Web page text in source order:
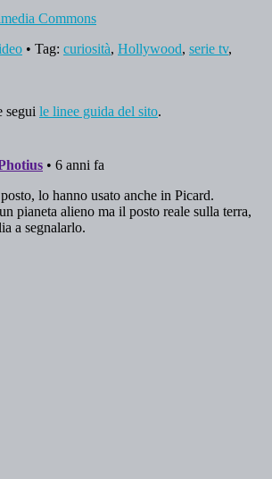
Commons
• Tag: curiosità, Hollywood, serie tv,
segui le linee guida del sito.